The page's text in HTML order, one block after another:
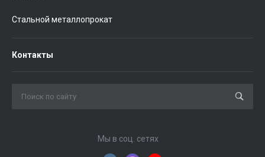
Стальной металлопрокат
Контакты
Мы в соц. сетях